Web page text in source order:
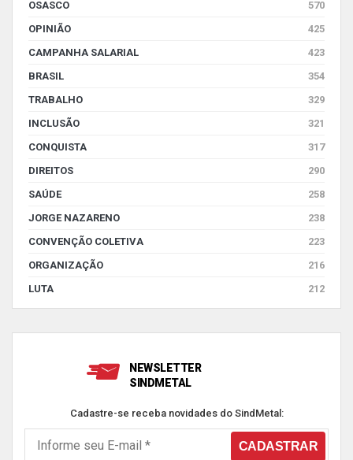
OSASCO
570
OPINIÃO
425
CAMPANHA SALARIAL
423
BRASIL
354
TRABALHO
329
INCLUSÃO
321
CONQUISTA
317
DIREITOS
290
SAÚDE
258
JORGE NAZARENO
238
CONVENÇÃO COLETIVA
223
ORGANIZAÇÃO
216
LUTA
212
NEWSLETTER
SINDMETAL
Cadastre-se receba novidades do SindMetal: